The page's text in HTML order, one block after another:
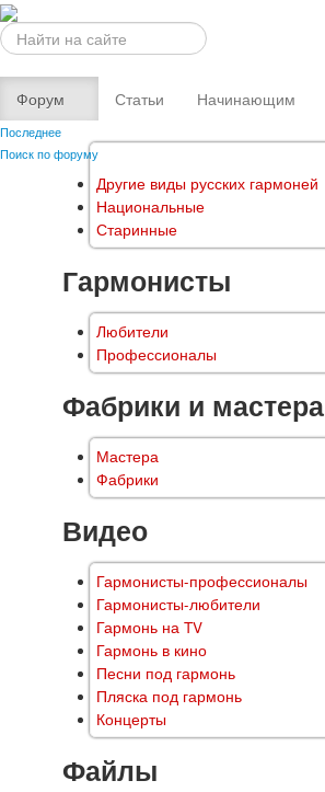
Искать...
Форум
Последнее
Поиск по форуму
Статьи Начинающим
Другие виды русских гармоней
Национальные
Старинные
Гармонисты
Любители
Профессионалы
Фабрики и мастера
Мастера
Фабрики
Видео
Гармонисты-профессионалы
Гармонисты-любители
Гармонь на TV
Гармонь в кино
Песни под гармонь
Пляска под гармонь
Концерты
Файлы